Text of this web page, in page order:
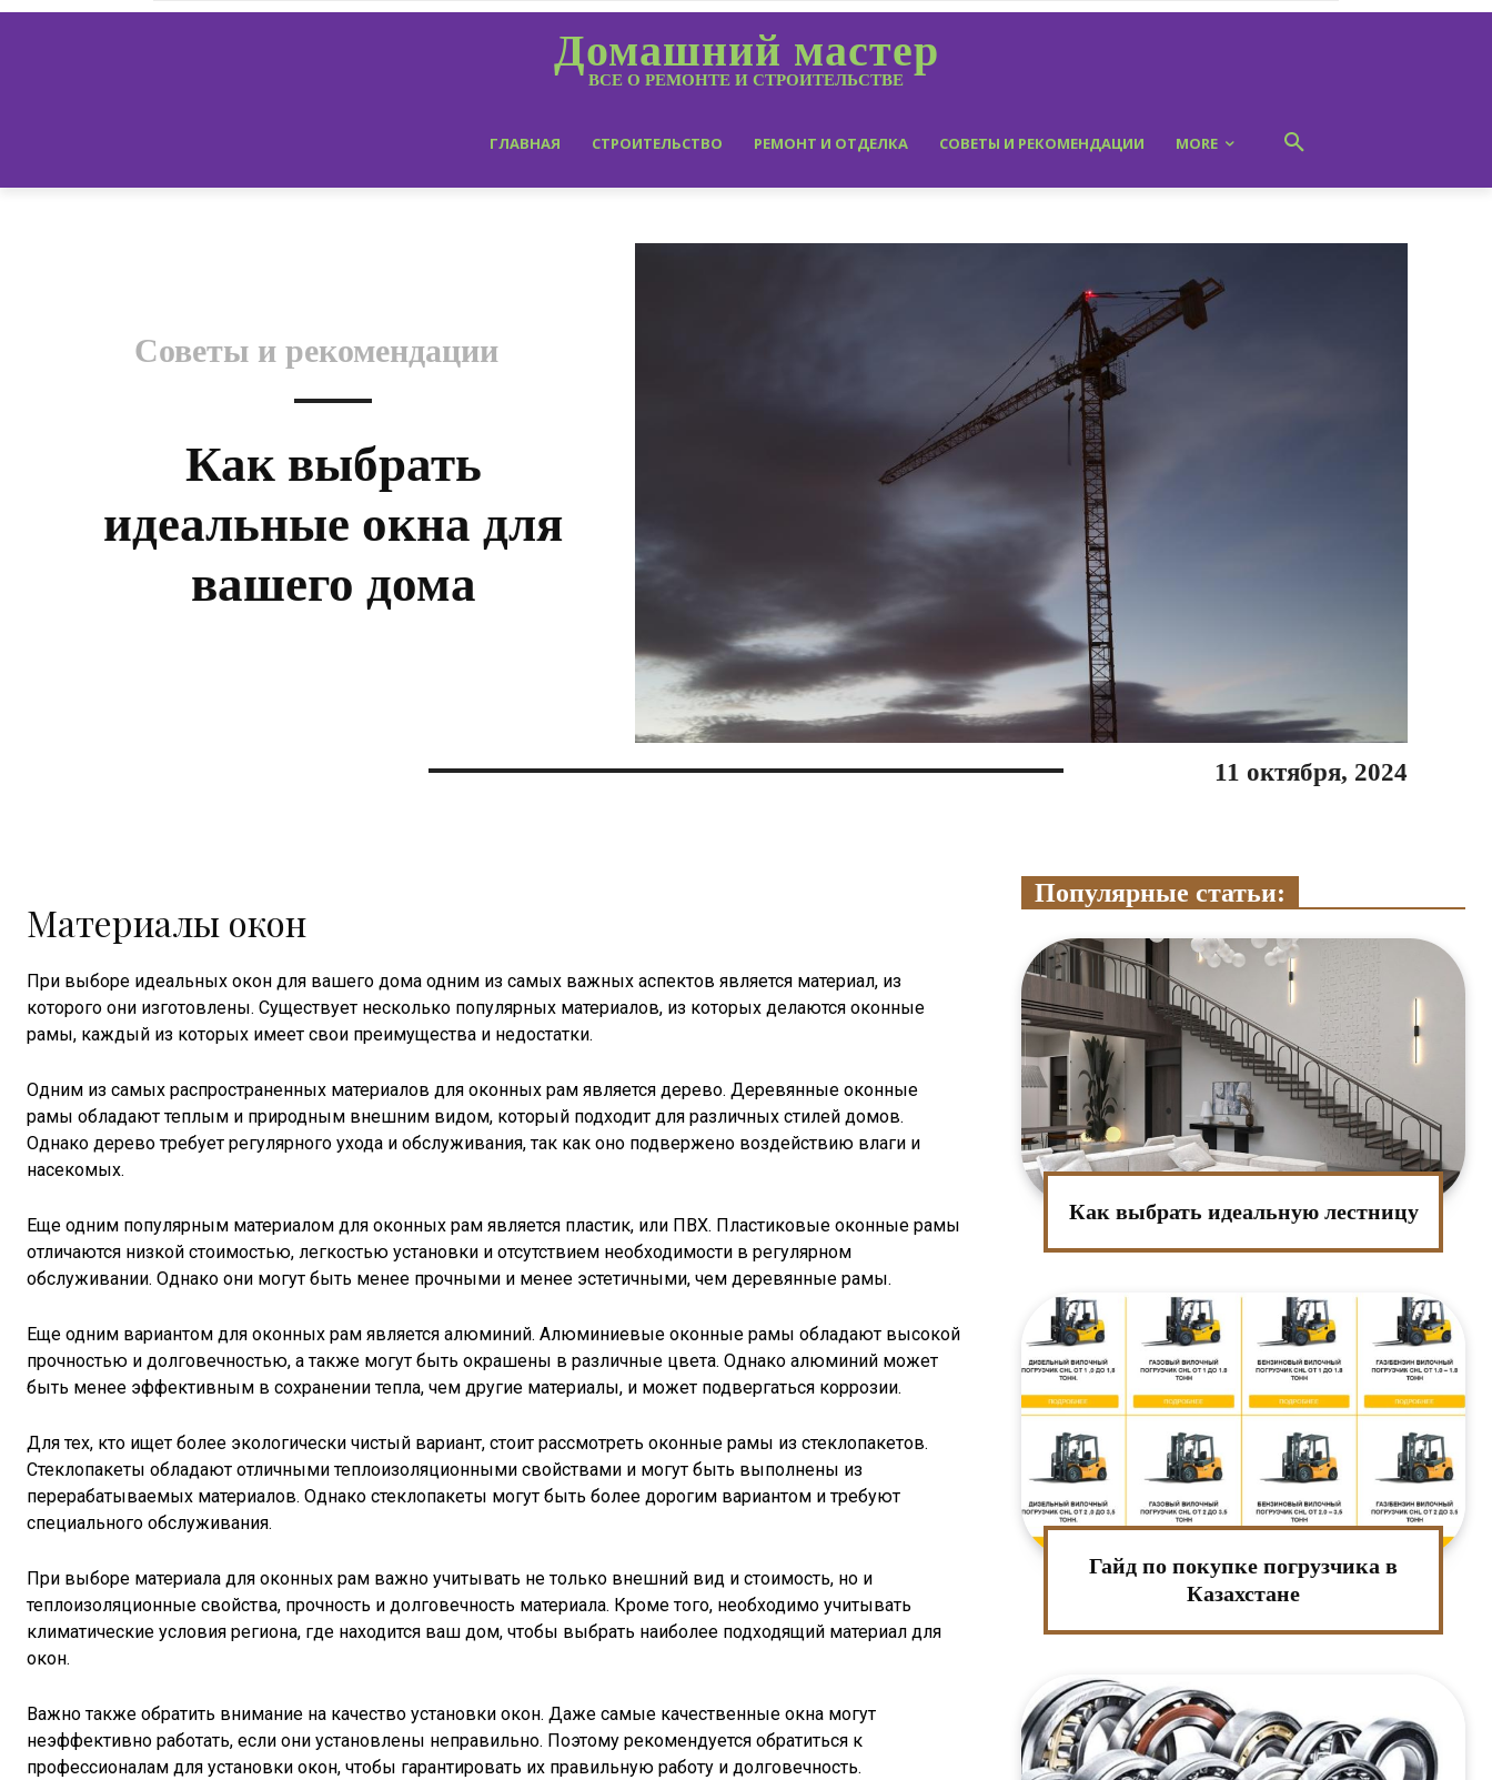
Домашний мастер
ВСЕ О РЕМОНТЕ И СТРОИТЕЛЬСТВЕ
ГЛАВНАЯ СТРОИТЕЛЬСТВО РЕМОНТ И ОТДЕЛКА СОВЕТЫ И РЕКОМЕНДАЦИИ MORE
Советы и рекомендации
Как выбрать
идеальные окна для
вашего дома
11 октября, 2024
Материалы окон
При выборе идеальных окон для вашего дома одним из самых важных аспектов является материал, из
которого они изготовлены. Существует несколько популярных материалов, из которых делаются оконные
рамы, каждый из которых имеет свои преимущества и недостатки.
Одним из самых распространенных материалов для оконных рам является дерево. Деревянные оконные
рамы обладают теплым и природным внешним видом, который подходит для различных стилей домов.
Однако дерево требует регулярного ухода и обслуживания, так как оно подвержено воздействию влаги и
насекомых.
Еще одним популярным материалом для оконных рам является пластик, или ПВХ. Пластиковые оконные рамы
отличаются низкой стоимостью, легкостью установки и отсутствием необходимости в регулярном
обслуживании. Однако они могут быть менее прочными и менее эстетичными, чем деревянные рамы.
Еще одним вариантом для оконных рам является алюминий. Алюминиевые оконные рамы обладают высокой
прочностью и долговечностью, а также могут быть окрашены в различные цвета. Однако алюминий может
быть менее эффективным в сохранении тепла, чем другие материалы, и может подвергаться коррозии.
Для тех, кто ищет более экологически чистый вариант, стоит рассмотреть оконные рамы из стеклопакетов.
Стеклопакеты обладают отличными теплоизоляционными свойствами и могут быть выполнены из
перерабатываемых материалов. Однако стеклопакеты могут быть более дорогим вариантом и требуют
специального обслуживания.
При выборе материала для оконных рам важно учитывать не только внешний вид и стоимость, но и
теплоизоляционные свойства, прочность и долговечность материала. Кроме того, необходимо учитывать
климатические условия региона, где находится ваш дом, чтобы выбрать наиболее подходящий материал для
окон.
Важно также обратить внимание на качество установки окон. Даже самые качественные окна могут
неэффективно работать, если они установлены неправильно. Поэтому рекомендуется обратиться к
профессионалам для установки окон, чтобы гарантировать их правильную работу и долговечность.
Популярные статьи:
Как выбрать идеальную лестницу
Гайд по покупке погрузчика в
Казахстане